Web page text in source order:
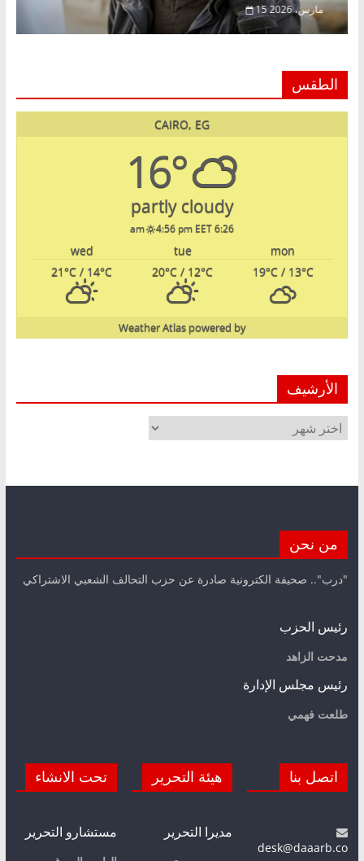
15 مارس، 2026
الطقس
CAIRO, EG
16°
partly cloudy
6:26 am
4:56 pm EET
mon
tue
wed
19°C/ 13°C
20°C / 12°C
21°C / 14°C
powered by
Weather Atlas
الأرشيف
الأرشيف
من نحن
"درب".. صحيفة الكترونية صادرة عن حزب التحالف الشعبي الاشتراكي
رئيس الحزب
مدحت الزاهد
رئيس مجلس الإدارة
طلعت فهمي
اتصل بنا
desk@daaarb.co
هيئة التحرير
مديرا التحرير
تحت الانشاء
مستشارو التحرير